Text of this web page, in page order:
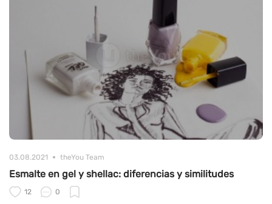
03.08.2021 theYou Team
Esmalte en gel y shellac: diferencias y similitudes
12 0